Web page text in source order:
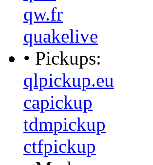
qw.fr
quakelive
• Pickups:
qlpickup.eu
capickup
tdmpickup
ctfpickup